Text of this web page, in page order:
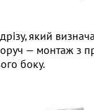
який
— монтаж з
боку.